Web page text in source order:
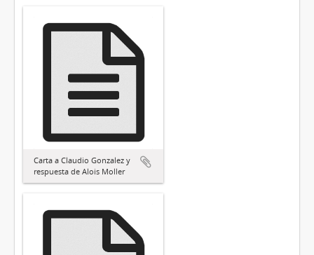
Carta a Claudio Gonzalez y
respuesta de Alois Moller